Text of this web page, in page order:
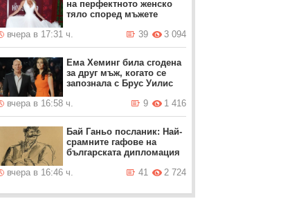
на перфектното женско
тяло според мъжете
вчера в 17:31 ч.
3 094
39
Ема Хеминг била сгодена
за друг мъж, когато се
запознала с Брус Уилис
вчера в 16:58 ч.
1 416
9
Бай Ганьо посланик: Най-
срамните гафове на
българската дипломация
вчера в 16:46 ч.
2 724
41